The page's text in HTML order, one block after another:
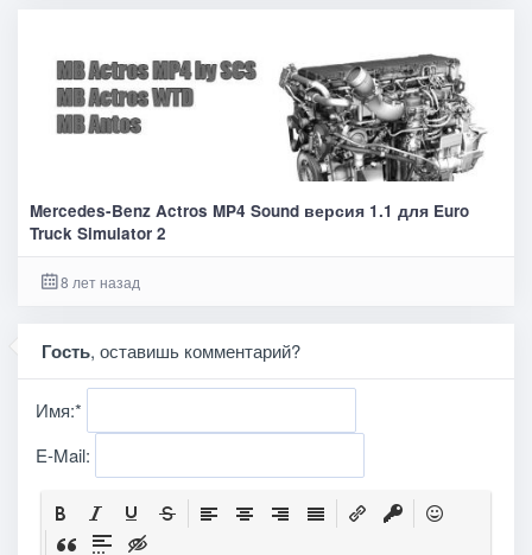
Mercedes-Benz Actros MP4 Sound версия 1.1 для Euro
Truck Simulator 2
8 лет назад
Гость, оставишь комментарий?
Имя:*
E-Mail: